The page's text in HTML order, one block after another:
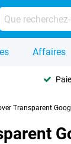
Affaires
Transparent